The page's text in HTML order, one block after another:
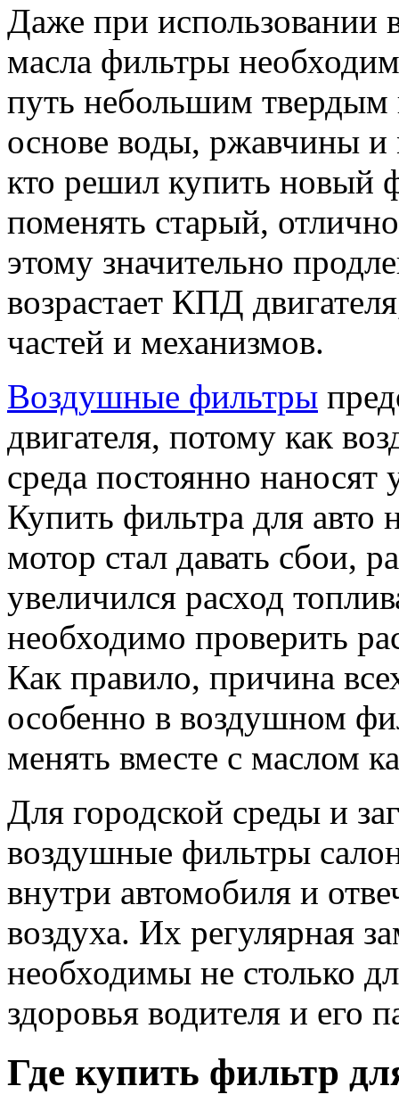
Даже при использовании
масла фильтры
путь небольшим твердым
основе воды, ржавчины и
кто решил купить новый
поменять старый,
этому значительно
возрастает КПД
частей и механизмов.
Воздушные фильтры
двигателя, потому как
среда постоянно наносят
Купить фильтра для авто
мотор стал давать сбои,
увеличился расход
необходимо проверить
Как правило, причина
особенно в воздушном
менять вместе с маслом
Для городской среды и
воздушные фильтры
внутри автомобиля и
воздуха. Их регулярная
необходимы не столько
здоровья водителя и его
Где купить фильтр